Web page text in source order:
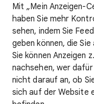
Mit „Mein Anzeigen-
haben Sie mehr
sehen, indem Sie
geben können, die
Sie können Anzeigen
nachsehen, wer
nicht darauf an, ob
sich auf der Website